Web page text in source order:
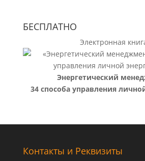
БЕСПЛАТНО
Электронная
Энергетический
34 способа управления
Контакты и Реквизиты